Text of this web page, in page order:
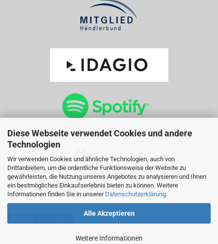
Diese Webseite verwendet Cookies und andere
Technologien
Wir verwenden Cookies und ähnliche Technologien, auch von
Drittanbietern, um die ordentliche Funktionsweise der Website zu
gewährleisten, die Nutzung unseres Angebotes zu analysieren und Ihnen
ein bestmögliches Einkaufserlebnis bieten zu können. Weitere
Informationen finden Sie in unserer Datenschutzerklärung.
Alle Akzeptieren
Weitere Informationen